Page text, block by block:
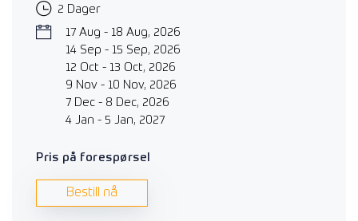
2 Dager
17 Aug - 18 Aug, 2026
14 Sep - 15 Sep, 2026
12 Oct - 13 Oct, 2026
9 Nov - 10 Nov, 2026
7 Dec - 8 Dec, 2026
4 Jan - 5 Jan, 2027
Pris på forespørsel
Bestill nå